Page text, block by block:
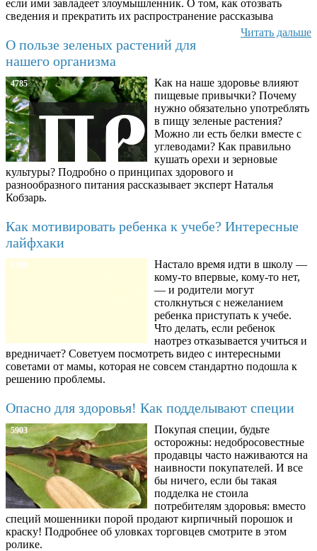
если ими завладеет злоумышленник. О том, как отозвать
сведения и прекратить их распространение рассказыва
Читать дальше
О пользе зеленых растений для
нашего организма
4785
Как на наше здоровье влияют
пищевые привычки? Почему
нужно обязательно употреблять
в пищу зеленые растения?
Можно ли есть белки вместе с
углеводами? Как правильно
кушать орехи и зерновые
культуры? Подробно о принципах здорового и
разнообразного питания рассказывает эксперт Наталья
Кобзарь.
Как мотивировать ребенка к учебе? Интересные
лайфхаки
8780
Настало время идти в школу —
кому-то впервые, кому-то нет,
— и родители могут
столкнуться с нежеланием
ребенка приступать к учебе.
Что делать, если ребенок
наотрез отказывается учиться и
вредничает? Советуем посмотреть видео с интересными
советами от мамы, которая не совсем стандартно подошла к
решению проблемы.
Опасно для здоровья! Как подделывают специи
5903
Покупая специи, будьте
осторожны: недобросовестные
продавцы часто наживаются на
наивности покупателей. И все
бы ничего, если бы такая
подделка не стоила
потребителям здоровья: вместо
специй мошенники порой продают кирпичный порошок и
краску! Подробнее об уловках торговцев смотрите в этом
ролике.